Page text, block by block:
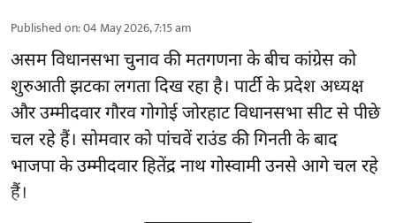
Published on:04 May 2026, 7:15 am
असम विधानसभा चुनाव की मतगणना के बीच कांग्रेस को
शुरुआती झटका लगता दिख रहा है। पार्टी के प्रदेश अध्यक्ष
और उम्मीदवार गौरव गोगोई जोरहाट विधानसभा सीट से पीछे
चल रहे हैं। सोमवार को पांचवें राउंड की गिनती के बाद
भाजपा के उम्मीदवार हितेंद्र नाथ गोस्वामी उनसे आगे चल रहे
हैं।